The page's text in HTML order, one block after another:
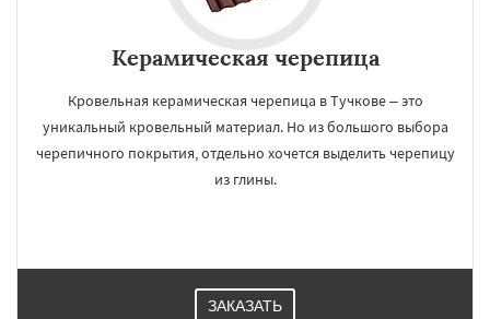
Керамическая черепица
Кровельная керамическая черепица в Тучкове – это
уникальный кровельный материал. Но из большого выбора
черепичного покрытия, отдельно хочется выделить черепицу
из глины.
ЗАКАЗАТЬ